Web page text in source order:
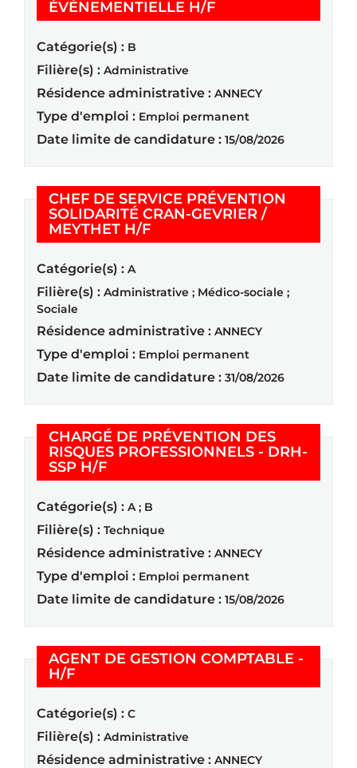
ÉVÈNEMENTIELLE H/F(Nouvelle fenêtre)
Catégorie(s) : B
Filière(s) : Administrative
Résidence administrative : ANNECY
Type d'emploi : Emploi permanent
Date limite de candidature : 15/08/2026
CHEF DE SERVICE PRÉVENTION
SOLIDARITÉ CRAN-GEVRIER /
MEYTHET H/F(Nouvelle fenêtre)
Catégorie(s) : A
Filière(s) : Administrative ; Médico-sociale ;
Sociale
Résidence administrative : ANNECY
Type d'emploi : Emploi permanent
Date limite de candidature : 31/08/2026
CHARGÉ DE PRÉVENTION DES
RISQUES PROFESSIONNELS - DRH-
SSP H/F(Nouvelle fenêtre)
Catégorie(s) : A ; B
Filière(s) : Technique
Résidence administrative : ANNECY
Type d'emploi : Emploi permanent
Date limite de candidature : 15/08/2026
AGENT DE GESTION COMPTABLE -
H/F(Nouvelle fenêtre)
Catégorie(s) : C
Filière(s) : Administrative
Résidence administrative : ANNECY